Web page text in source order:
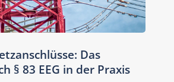
Das
§ 83 EEG in der Praxis